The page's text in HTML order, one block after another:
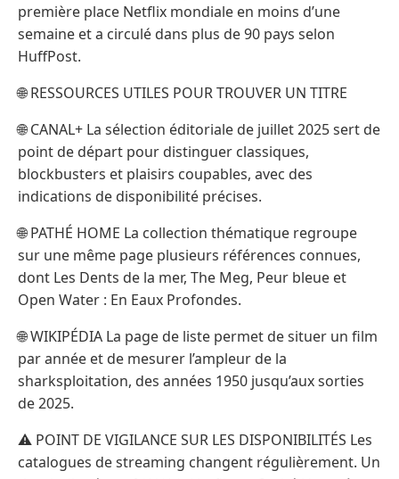
première place Netflix mondiale en moins d’une
semaine et a circulé dans plus de 90 pays selon
HuffPost.
🌐 RESSOURCES UTILES POUR TROUVER UN TITRE
🌐 CANAL+ La sélection éditoriale de juillet 2025 sert de
point de départ pour distinguer classiques,
blockbusters et plaisirs coupables, avec des
indications de disponibilité précises.
🌐 PATHÉ HOME La collection thématique regroupe
sur une même page plusieurs références connues,
dont Les Dents de la mer, The Meg, Peur bleue et
Open Water : En Eaux Profondes.
🌐 WIKIPÉDIA La page de liste permet de situer un film
par année et de mesurer l’ampleur de la
sharksploitation, des années 1950 jusqu’aux sorties
de 2025.
⚠️ POINT DE VIGILANCE SUR LES DISPONIBILITÉS Les
catalogues de streaming changent régulièrement. Un